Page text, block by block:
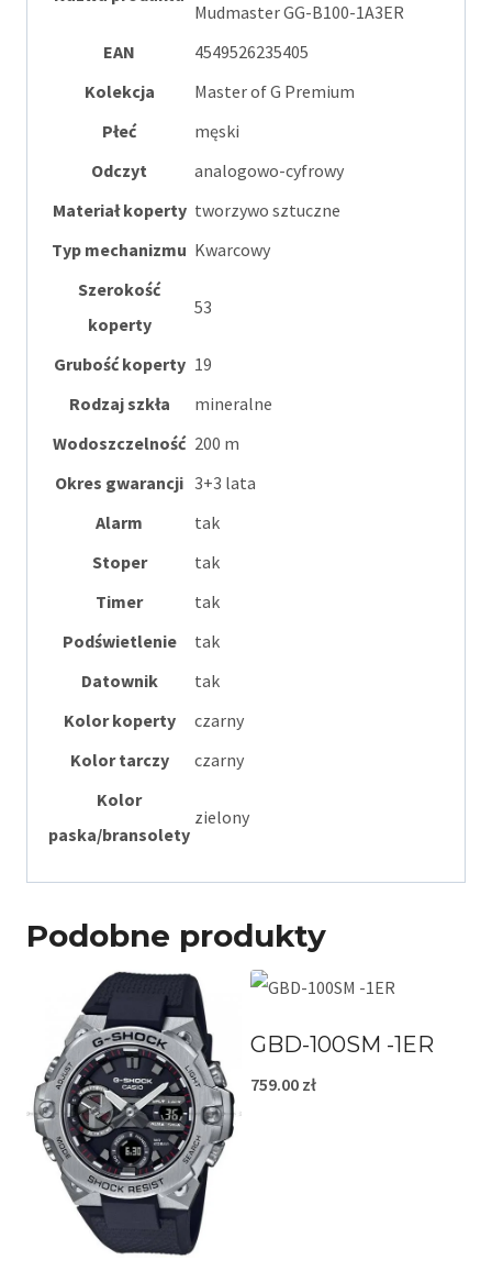
Mudmaster GG-B100-1A3ER
EAN
4549526235405
Kolekcja
Master of G Premium
Płeć
męski
Odczyt
analogowo-cyfrowy
Materiał koperty tworzywo sztuczne
Typ mechanizmu Kwarcowy
Szerokość
koperty
53
Grubość koperty 19
Rodzaj szkła
mineralne
Wodoszczelność 200 m
Okres gwarancji 3+3 lata
Alarm
tak
Stoper
tak
Timer
tak
Podświetlenie
tak
Datownik
tak
Kolor koperty
czarny
Kolor tarczy
czarny
Kolor
paska/bransolety
zielony
Podobne produkty
GBD-100SM -1ER
759.00 zł